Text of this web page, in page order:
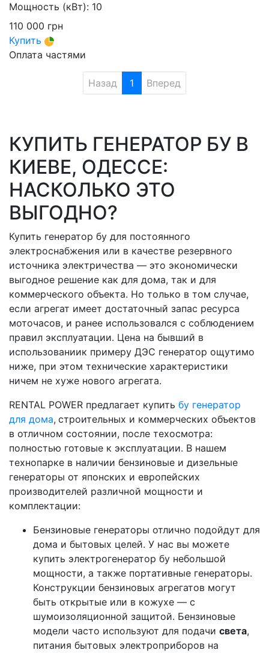
Мощность (кВт): 10
110 000 грн
Купить
Оплата частями
Назад 1 Вперед
КУПИТЬ ГЕНЕРАТОР БУ В
КИЕВЕ, ОДЕССЕ:
НАСКОЛЬКО ЭТО
ВЫГОДНО?
Купить генератор бу для постоянного
электроснабжения или в качестве резервного
источника электричества — это экономически
выгодное решение как для дома, так и для
коммерческого объекта. Но только в том случае,
если агрегат имеет достаточный запас ресурса
моточасов, и ранее использовался с соблюдением
правил эксплуатации. Цена на бывший в
использованиик примеру ДЭС генератор ощутимо
ниже, при этом технические характеристики
ничем не хуже нового агрегата.
RENTAL POWER предлагает купить бу генератор
для дома, строительных и коммерческих объектов
в отличном состоянии, после техосмотра:
полностью готовые к эксплуатации. В нашем
технопарке в наличии бензиновые и дизельные
генераторы от японских и европейских
производителей различной мощности и
комплектации:
Бензиновые генераторы отлично подойдут для
дома и бытовых целей. У нас вы можете
купить электрогенератор бу небольшой
мощности, а также портативные генераторы.
Конструкции бензиновых агрегатов могут
быть открытые или в кожухе — с
шумоизоляционной защитой. Бензиновые
модели часто используют для подачи света,
питания бытовых электроприборов на